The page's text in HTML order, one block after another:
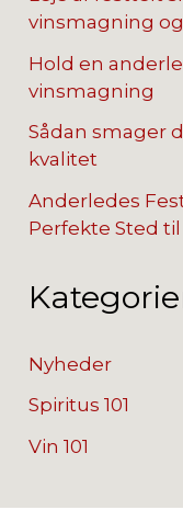
vinsmagning
Hold en
vinsmagning
Sådan smager
kvalitet
Anderledes
Perfekte Sted
Nyheder
Spiritus 101
Vin 101